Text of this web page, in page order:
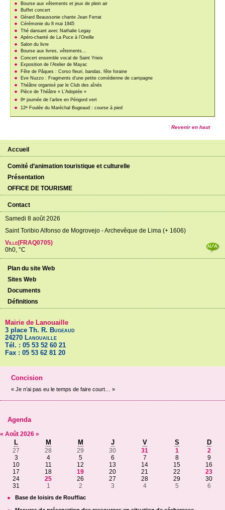
Bourse aux vêtements et jeux de plein air
Buffet concert
Gérard Beaussonie chante Jean Ferrat
Cérémonie du 8 mai 1945
Thé dansant avec Nathalie Legay
Apéro-chanté de La Puce à l’Oreille
Salon du livre
Bourse aux livres, vêtements…
Concert ensemble vocal de Saint Yrieix
Exposition de l’Atelier de Mayac
Fête de Pâques : Corso fleuri, bandas, fête foraine
Eve Nuzzo : Fragments d’une petite comédienne de campagne
Théâtre organisé par le Club des aînés
Pièce de Théâtre « L’Adoptée »
6e journée de l’arbre en Périgord vert
12e Foulée du Maréchal Bugeaud : course à pied
Revenir en haut
Accueil
Comité d’animation touristique et culturelle
Présentation
OFFICE DE TOURISME
Contact
Samedi 8 août 2026
Saint Toribio Alfonso de Mogrovejo - Archevêque de Lima (+ 1606)
Ville(FRAQ0705)
0h0, °C
Plan du site Web
Sites Web
Documents
Définitions
Mairie de Lanouaille
3 place Th. R. Bugeaud
24270 Lanouaille
Tél. : 05 53 52 60 21
Fax : 05 53 62 81 20
Concision
« Je n’ai pas eu le temps de faire court… »
Agenda
« Août 2026 »
L M M J V S D
27 28 29 30 31 1
2
3
4 5 6 7 8
9
10
11 12 13 14 15
16
17
18 19 20 21 22
23
24
25 26 27 28 29
30
31
1 2 3 4 5 6
Base de loisirs de Rouffiac